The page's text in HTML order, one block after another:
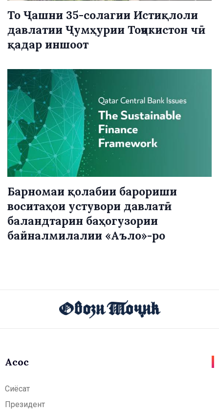
То Ҷашни 35-солагии Истиқлоли
давлатии Ҷумҳурии Тоҷикистон чӣ
қадар иншоот
Барномаи қолабии барориши
воситаҳои устувори давлатӣ
баландтарин баҳогузории
байналмилалии «Аъло»-ро
Асосӣ
Сиёсат
Президент